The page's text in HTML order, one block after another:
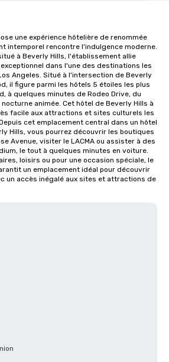
une expérience hôtelière de renommée
intemporel rencontre l'indulgence moderne.
à Beverly Hills, l'établissement allie
dans l'une des destinations les
Angeles. Situé à l'intersection de Beverly
il figure parmi les hôtels 5 étoiles les plus
à quelques minutes de Rodeo Drive, du
animée. Cet hôtel de Beverly Hills à
facile aux attractions et sites culturels les
cet emplacement central dans un hôtel
Hills, vous pourrez découvrir les boutiques
Avenue, visiter le LACMA ou assister à des
le tout à quelques minutes en voiture.
loisirs ou pour une occasion spéciale, le
un emplacement idéal pour découvrir
un accès inégalé aux sites et attractions de